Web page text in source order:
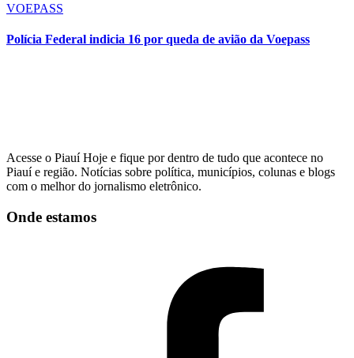
VOEPASS
Polícia Federal indicia 16 por queda de avião da Voepass
Acesse o Piauí Hoje e fique por dentro de tudo que acontece no
Piauí e região. Notícias sobre política, municípios, colunas e blogs
com o melhor do jornalismo eletrônico.
Onde estamos